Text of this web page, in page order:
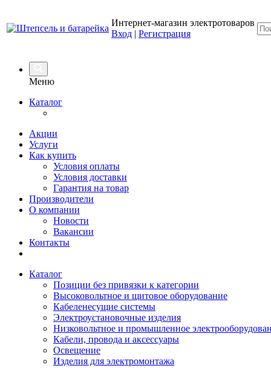
Интернет-магазин электротоваров
Вход | Регистрация
Меню
Каталог
Акции
Услуги
Как купить
Условия оплаты
Условия доставки
Гарантия на товар
Производители
О компании
Новости
Вакансии
Контакты
Каталог
Позиции без привязки к категории
Высоковольтное и щитовое оборудование
Кабеленесущие системы
Электроустановочные изделия
Низковольтное и промышленное
Кабели, провода и аксессуары
Освещение
Изделия для электромонтажа